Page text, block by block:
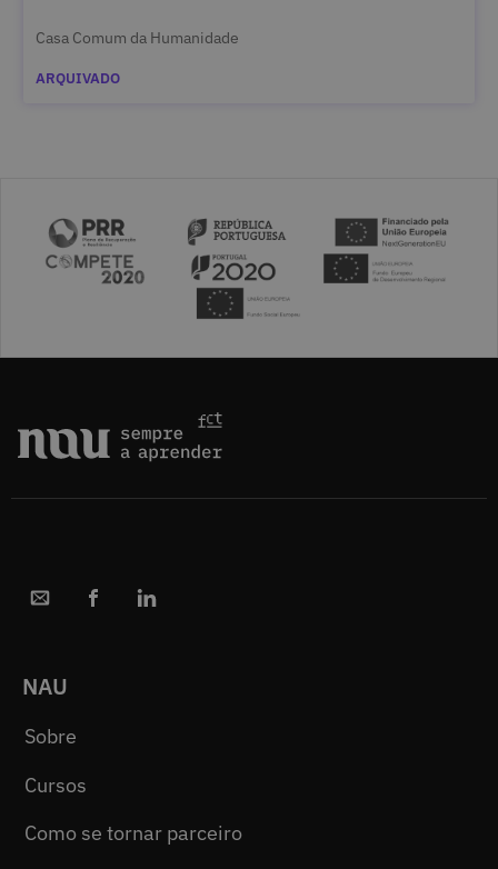
Casa Comum da Humanidade
ARQUIVADO
NAU
Sobre
Cursos
Como se tornar parceiro